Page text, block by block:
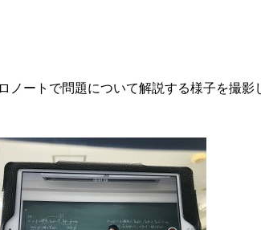
ートで問題について解説する様子を撮